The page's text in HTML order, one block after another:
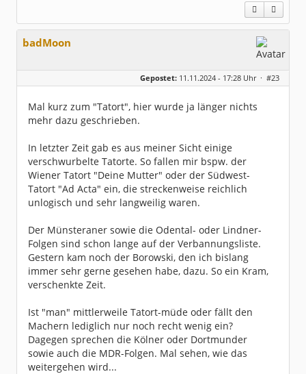
badMoon
Gepostet: 11.11.2024 - 17:28 Uhr · #23
Mal kurz zum "Tatort", hier wurde ja länger nichts
mehr dazu geschrieben.
In letzter Zeit gab es aus meiner Sicht einige
verschwurbelte Tatorte. So fallen mir bspw. der
Wiener Tatort "Deine Mutter" oder der Südwest-
Tatort "Ad Acta" ein, die streckenweise reichlich
unlogisch und sehr langweilig waren.
Der Münsteraner sowie die Odental- oder Lindner-
Folgen sind schon lange auf der Verbannungsliste.
Gestern kam noch der Borowski, den ich bislang
immer sehr gerne gesehen habe, dazu. So ein Kram,
verschenkte Zeit.
Ist "man" mittlerweile Tatort-müde oder fällt den
Machern lediglich nur noch recht wenig ein?
Dagegen sprechen die Kölner oder Dortmunder
sowie auch die MDR-Folgen. Mal sehen, wie das
weitergehen wird...